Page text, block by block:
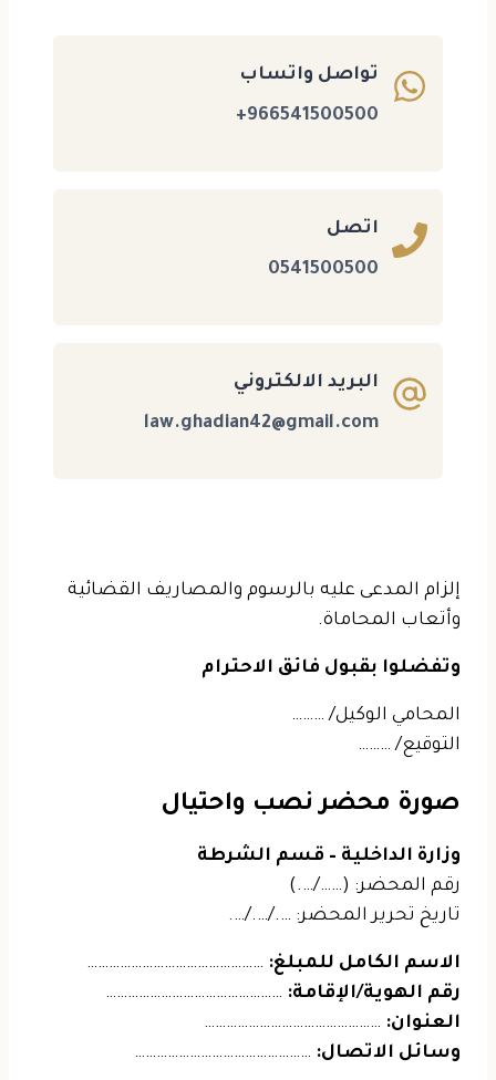
تواصل واتساب
966541500500+
اتصل
0541500500
البريد الالكتروني
law.ghadian42@gmail.com
إلزام المدعى عليه بالرسوم والمصاريف القضائية
وأتعاب المحاماة.
وتفضلوا بقبول فائق الاحترام
المحامي الوكيل/ ………
التوقيع/ ………
صورة محضر نصب واحتيال
وزارة الداخلية – قسم الشرطة
رقم المحضر: (……/….)
تاريخ تحرير المحضر: …./…./….
الاسم الكامل للمبلغ: …………………………………………
رقم الهوية/الإقامة: …………………………………………
العنوان: …………………………………………
وسائل الاتصال: …………………………………………